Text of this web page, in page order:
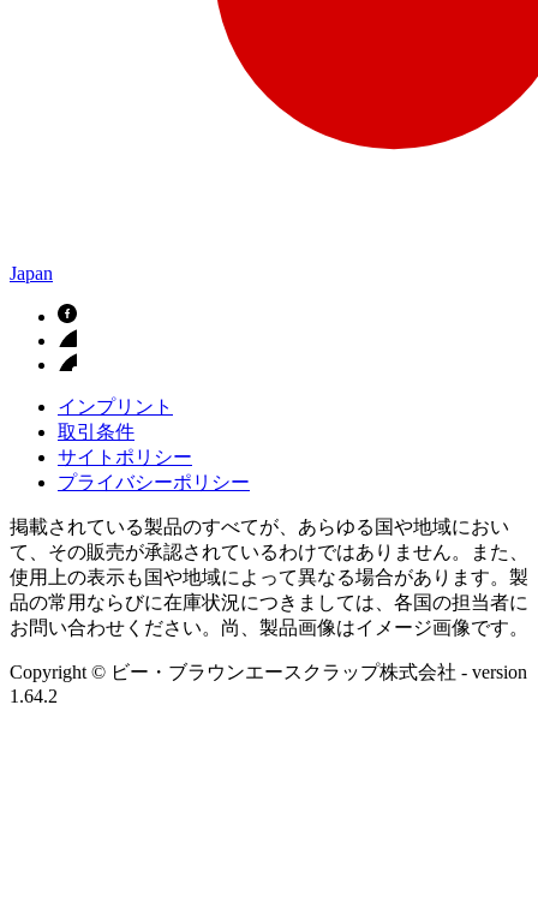
Japan
インプリント
取引条件
サイトポリシー
プライバシーポリシー
掲載されている製品のすべてが、あらゆる国や地域におい
て、その販売が承認されているわけではありません。また、
使用上の表示も国や地域によって異なる場合があります。製
品の常用ならびに在庫状況につきましては、各国の担当者に
お問い合わせください。尚、製品画像はイメージ画像です。
Copyright © ビー・ブラウンエースクラップ株式会社 - version
1.64.2